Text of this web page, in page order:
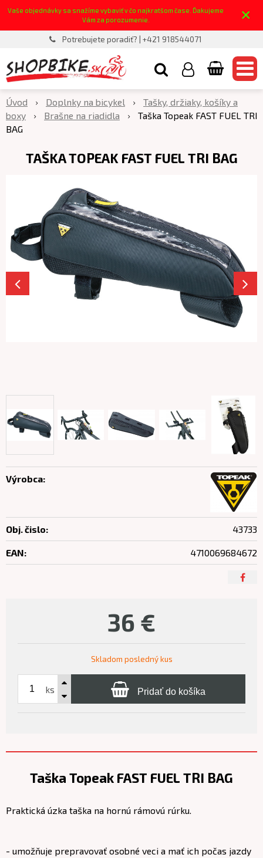
Vaše objednávky sa snažíme vybaviť v čo najkratšom čase. Ďakujeme
Vám za porozumenie.
×
Potrebujete poradiť? | +421 918544071
Úvod Doplnky na bicykel
Tašky, držiaky, košíky a
boxy
Brašne na riadidla
Taška Topeak FAST FUEL TRI
BAG
TAŠKA TOPEAK FAST FUEL TRI BAG
36 €
Skladom posledný kus
ks Pridať do košíka
Výrobca:
Obj. čislo: 43733
EAN: 4710069684672
Taška Topeak FAST FUEL TRI BAG
Praktická úzka taška na hornú rámovú rúrku.
- umožňuje prepravovať osobné veci a mať ich počas jazdy